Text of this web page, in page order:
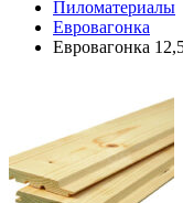
Пиломатериалы
Евровагонка
Евровагонка